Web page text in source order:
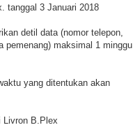
tanggal 3 Januari 2018
detil data (nomor telepon,
pemenang) maksimal 1 minggu
yang ditentukan akan
Livron B.Plex